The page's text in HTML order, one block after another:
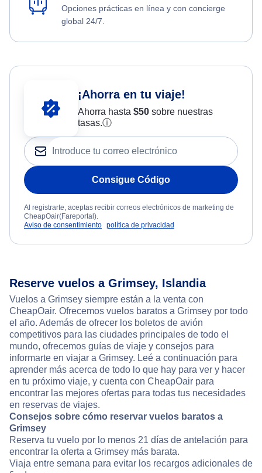
Opciones prácticas en línea y con concierge
global 24/7.
¡Ahorra en tu viaje!
Ahorra hasta $50sobre nuestras
tasas.ⓘ
Consigue Código
Al registrarte, aceptas recibir correos electrónicos de marketing de
CheapOair(Fareportal).
Aviso de consentimiento política de privacidad
Reserve vuelos a Grimsey, Islandia
Vuelos a Grimsey siempre están a la venta con
CheapOair. Ofrecemos vuelos baratos a Grimsey por todo
el año. Además de ofrecer los boletos de avión
competitivos para las ciudades principales de todo el
mundo, ofrecemos guías de viaje y consejos para
informarte en viajar a Grimsey. Leé a continuación para
aprender más acerca de todo lo que hay para ver y hacer
en tu próximo viaje, y cuenta con CheapOair para
encontrar las mejores ofertas para todas tus necesidades
en reservas de viajes.
Consejos sobre cómo reservar vuelos baratos a
Grimsey
Reserva tu vuelo por lo menos 21 días de antelación para
encontrar la oferta a Grimsey más barata.
Viaja entre semana para evitar los recargos adicionales de